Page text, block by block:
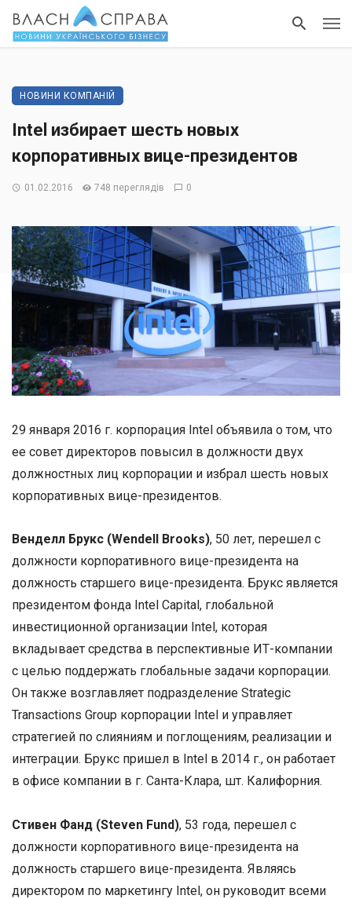
НОВИНИ КОМПАНІЙ
Intel избирает шесть новых
корпоративных вице-президентов
01.02.2016 748 переглядів 0
29 января 2016 г. корпорация Intel объявила о том, что
ее совет директоров повысил в должности двух
должностных лиц корпорации и избрал шесть новых
корпоративных вице-президентов.
Венделл Брукс (Wendell Brooks), 50 лет, перешел с
должности корпоративного вице-президента на
должность старшего вице-президента. Брукс является
президентом фонда Intel Capital, глобальной
инвестиционной организации Intel, которая
вкладывает средства в перспективные ИТ-компании
с целью поддержать глобальные задачи корпорации.
Он также возглавляет подразделение Strategic
Transactions Group корпорации Intel и управляет
стратегией по слияниям и поглощениям, реализации и
интеграции. Брукс пришел в Intel в 2014 г., он работает
в офисе компании в г. Санта-Клара, шт. Калифорния.
Стивен Фанд (Steven Fund), 53 года, перешел с
должности корпоративного вице-президента на
должность старшего вице-президента. Являясь
директором по маркетингу Intel, он руководит всеми